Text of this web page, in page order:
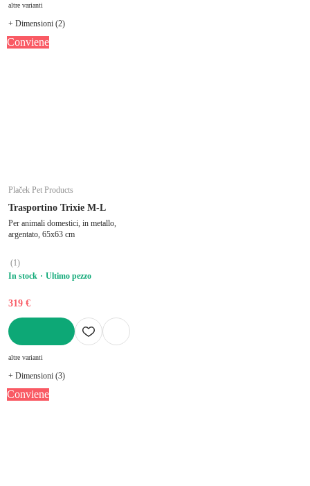
altre varianti
+ Dimensioni (2)
Conviene
Plaček Pet Products
Trasportino Trixie M-L
Per animali domestici, in metallo,
argentato, 65x63 cm
(1)
In stock
Ultimo pezzo
319 €
altre varianti
+ Dimensioni (3)
Conviene